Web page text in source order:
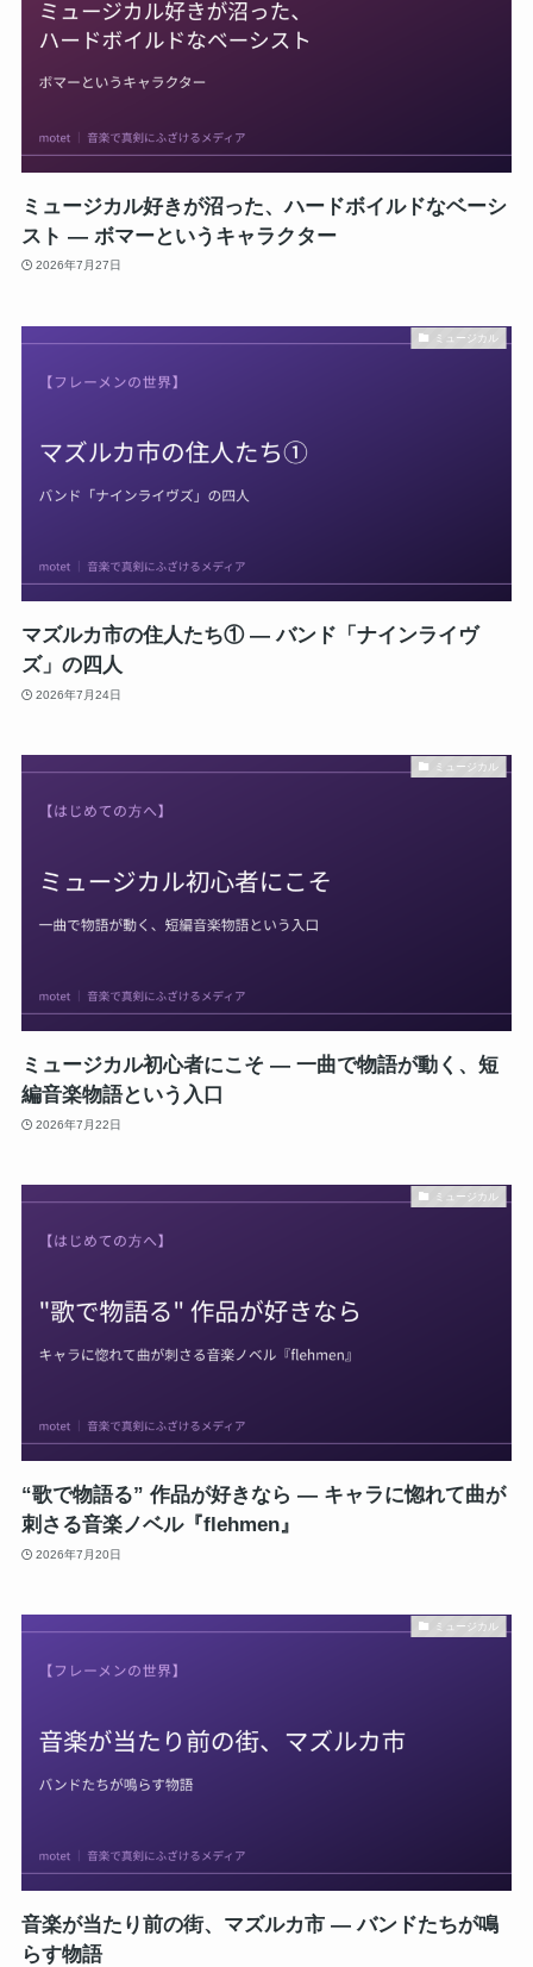
ミュージカル好きが沼った、ハードボイルドなベーシ
スト ― ボマーというキャラクター
2026年7月27日
ミュージカル
マズルカ市の住人たち① ― バンド「ナインライヴ
ズ」の四人
2026年7月24日
ミュージカル
ミュージカル初心者にこそ ― 一曲で物語が動く、短
編音楽物語という入口
2026年7月22日
ミュージカル
“歌で物語る” 作品が好きなら ― キャラに惚れて曲が
刺さる音楽ノベル『flehmen』
2026年7月20日
ミュージカル
音楽が当たり前の街、マズルカ市 ― バンドたちが鳴
らす物語